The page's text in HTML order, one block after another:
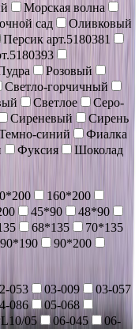
Морская волна
сад
Оливковый
Персик арт.5180381
Розовый
Светло-горчичный
Светлое
Серо-
Сиреневый
Сирень
синий
Фиалка
Фуксия
Шоколад
160*200
45*90
48*90
68*135
70*135
90*190
90*200
053 03-009
03-057
086
05-068
05 06-045
06-